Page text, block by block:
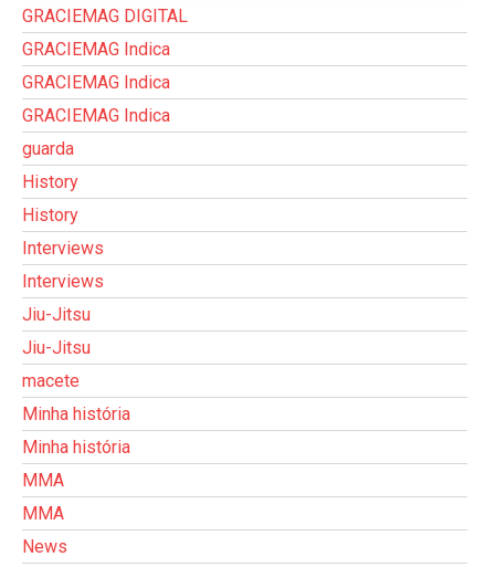
GRACIEMAG DIGITAL
GRACIEMAG Indica
GRACIEMAG Indica
GRACIEMAG Indica
guarda
History
History
Interviews
Interviews
Jiu-Jitsu
Jiu-Jitsu
macete
Minha história
Minha história
MMA
MMA
News